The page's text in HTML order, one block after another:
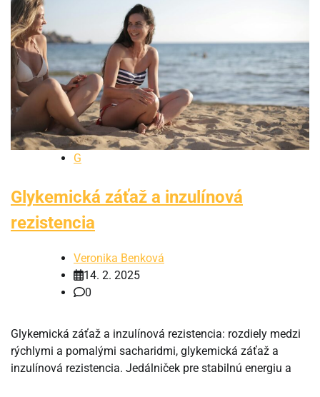
G
Glykemická záťaž a inzulínová
rezistencia
Veronika Benková
14. 2. 2025
0
Glykemická záťaž a inzulínová rezistencia: rozdiely medzi
rýchlymi a pomalými sacharidmi, glykemická záťaž a
inzulínová rezistencia. Jedálniček pre stabilnú energiu a